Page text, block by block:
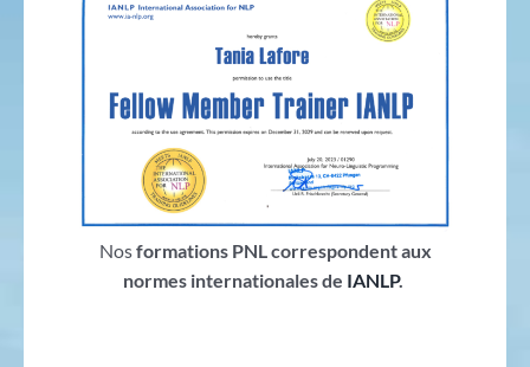
Nosformations PNL correspondent aux
normes internationales de IANLP.